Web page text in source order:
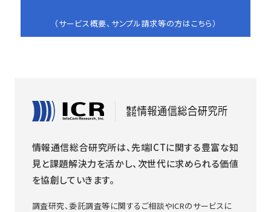
（サービス概要、サンプル請求等の方はこちら）
情報通信総合研究所は、先端ICTに関する豊富な知
見と課題解決力を活かし、次世代に求められる価値
を協創していきます。
調査研究、委託調査等に関するご相談やICRのサービスに